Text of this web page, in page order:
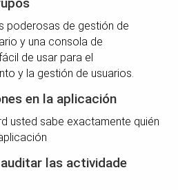
poderosas de gestión de
y una consola de
de usar para el
y la gestión de usuarios.
en la aplicación
usted sabe exactamente quién
las actividade